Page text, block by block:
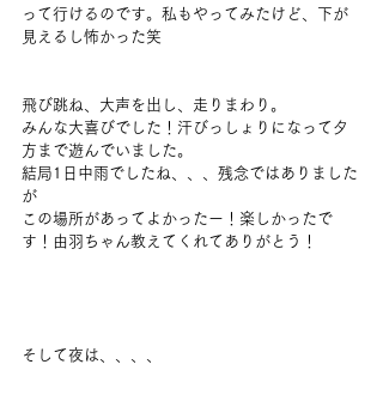
って行けるのです。私もやってみたけど、下が
見えるし怖かった笑
飛び跳ね、大声を出し、走りまわり。
みんな大喜びでした！汗びっしょりになって夕
方まで遊んでいました。
結局1日中雨でしたね、、、残念ではありました
が
この場所があってよかったー！楽しかったで
す！由羽ちゃん教えてくれてありがとう！
そして夜は、、、、